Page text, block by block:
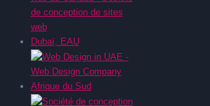
Dubaï, EAU
Afrique du Sud